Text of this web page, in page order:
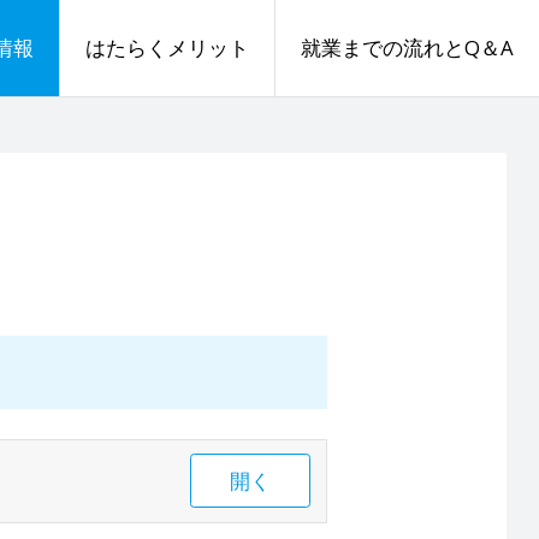
報 はたらくメリット 就業までの流れとQ＆A
開く